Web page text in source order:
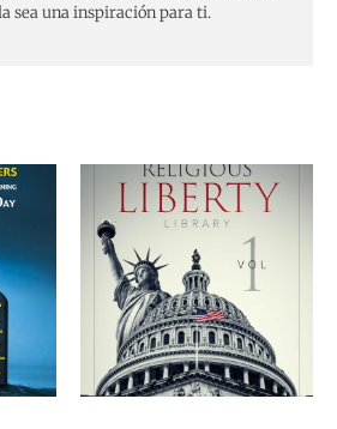
sea una inspiración para ti.